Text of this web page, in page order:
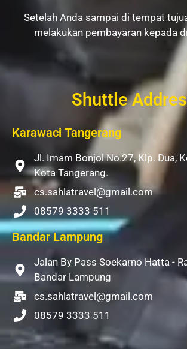
Setelah Anda sampai di tempat
melakukan pembayaran kepada
Shuttle
Karawaci Tangerang
Jl. Imam Bonjol No.27, Klp. Dua,
Kota Tangerang.
cs.sahlatravel@gmail.com
08579 3333 511
Bandar Lampung
Jalan By Pass Soekarno Hatta -
Bandar Lampung
cs.sahlatravel@gmail.com
08579 3333 511